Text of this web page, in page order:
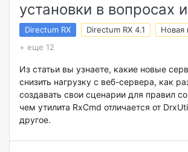
установки в вопросах
Directum RX Directum RX 4.1
Новая
+ еще 12
Из статьи вы узнаете, какие новые
снизить нагрузку с веб-сервера, как
создавать свои сценарии для правил
чем утилита RxCmd отличается от
другое.